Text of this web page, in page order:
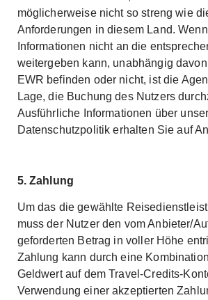
möglicherweise nicht so streng wie
Anforderungen in diesem Land.
Informationen nicht an die
weitergeben kann, unabhängig
EWR befinden oder nicht, ist die
Lage, die Buchung des Nutzers
Ausführliche Informationen über
Datenschutzpolitik erhalten Sie auf
5. Zahlung
Um das die gewählte
muss der Nutzer den vom Anbieter/
geforderten Betrag in voller Höhe
Zahlung kann durch eine
Geldwert auf dem Travel-Credits-
Verwendung einer akzeptierten